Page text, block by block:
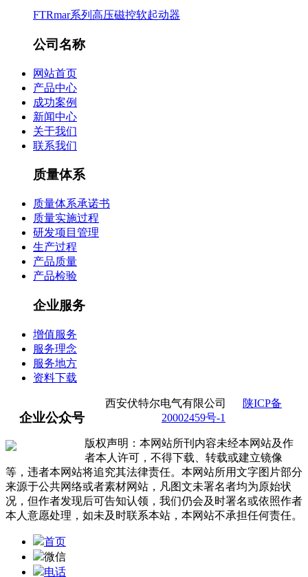
FTRmar系列高压磁控软起动器
公司名称
网站首页
产品中心
成功案例
新闻中心
关于我们
联系我们
质量体系
质量体系承诺书
质量实施过程
研发项目管理
生产过程
产品质量
产品检验
企业服务
增值服务
服务理念
服务地方
资料下载
企业公众号
西安伏特尔电气有限公司
陕ICP备
20002459号-1
版权声明：本网站所刊内容未经本网站及作
者本人许可，不得下载、转载或建立镜像
等，违者本网站将追究其法律责任。本网站所用文字图片部分
来源于公共网络或者素材网站，凡图文未署名者均为原始状
况，但作者发现后可告知认领，我们仍会及时署名或依照作者
本人意愿处理，如未及时联系本站，本网站不承担任何责任。
首页
微信
电话